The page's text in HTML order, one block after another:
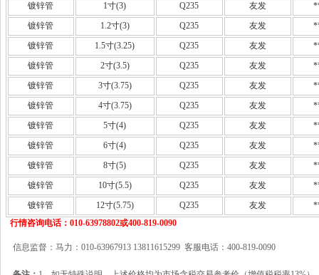
镀锌管
1寸(3) Q235 友发
镀锌管
1.2寸(3) Q235 友发
镀锌管
1.5寸(3.25) Q235 友发
镀锌管
2寸(3.5) Q235 友发
镀锌管
3寸(3.75) Q235 友发
镀锌管
4寸(3.75) Q235 友发
镀锌管
5寸(4) Q235 友发
镀锌管
6寸(4) Q235 友发
镀锌管
8寸(5) Q235 友发
镀锌管
10寸(5.5) Q235 友发
镀锌管
12寸(5.75) Q235 友发
行情咨询电话：010-63978802或400-819-0090
信息监督：马力：010-63967913 13811615299 客服电话：400-819-0090